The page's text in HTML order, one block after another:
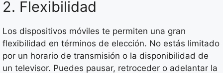
2. Flexibilidad
Los dispositivos móviles te permiten una gran
flexibilidad en términos de elección. No estás limitado
por un horario de transmisión o la disponibilidad de
un televisor. Puedes pausar, retroceder o adelantar la